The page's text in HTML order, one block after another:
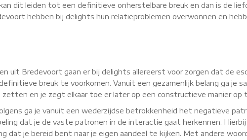
dit leiden tot een definitieve onherstelbare breuk en dan is de
hebben bij delights hun relatieproblemen overwonnen en
uit Bredevoort gaan er bij delights allereerst voor zorgen dat de
breuk te voorkomen. Vanuit een gezamenlijk belang ga je
zetten en je zegt elkaar toe er later op een constructieve manier op
ga je vanuit een wederzijdse betrokkenheid het negatieve
dat je de vaste patronen in de interactie gaat herkennen.
dat je bereid bent naar je eigen aandeel te kijken. Met andere